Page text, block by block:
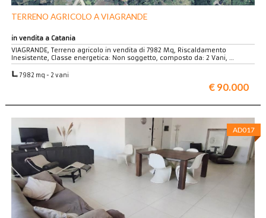
TERRENO AGRICOLO A VIAGRANDE
in vendita a Catania
VIAGRANDE, Terreno agricolo in vendita di 7982 Mq, Riscaldamento
Inesistente, Classe energetica: Non soggetto, composto da: 2 Vani, …
7982 mq - 2 vani
€ 90.000
AD017